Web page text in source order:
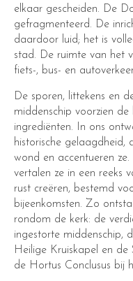
elkaar gescheiden. De
gefragmenteerd. De
daardoor luid; het is
stad. De ruimte van het
fiets-, bus- en
De sporen, littekens en
middenschip voorzien
ingrediënten. In ons
historische gelaagdheid,
wond en accentueren
vertalen ze in een reeks
rust creëren, bestemd
bijeenkomsten. Zo
rondom de kerk: de
ingestorte middenschip,
Heilige Kruiskapel en de
de Hortus Conclusus bij